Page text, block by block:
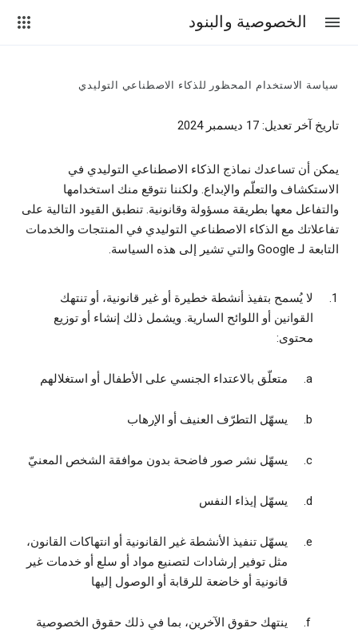
الخصوصية والبنود
سياسة الاستخدام المحظور للذكاء الاصطناعي التوليدي
تاريخ آخر تعديل: 17 ديسمبر 2024
يمكن أن تساعدك نماذج الذكاء الاصطناعي التوليدي في
الاستكشاف والتعلّم والإبداع. ولكننا نتوقع منك استخدامها
والتفاعل معها بطريقة مسؤولة وقانونية. تنطبق القيود التالية على
تفاعلاتك مع الذكاء الاصطناعي التوليدي في المنتجات والخدمات
التابعة لـ Google والتي تشير إلى هذه السياسة.
لا يُسمح بتفيذ أنشطة خطيرة أو غير قانونية، أو تنتهك
القوانين أو اللوائح السارية. ويشمل ذلك إنشاء أو توزيع
محتوى:
متعلّق بالاعتداء الجنسي على الأطفال أو استغلالهم
يسهّل التطرّف العنيف أو الإرهاب
يسهّل نشر صور فاضحة بدون موافقة الشخص المعنيّ
يسهّل إيذاء النفس
يسهّل تنفيذ الأنشطة غير القانونية أو انتهاكات القانون،
مثل توفير إرشادات لتصنيع مواد أو سلع أو خدمات غير
قانونية أو خاضعة للرقابة أو الوصول إليها
ينتهك حقوق الآخرين، بما في ذلك حقوق الخصوصية